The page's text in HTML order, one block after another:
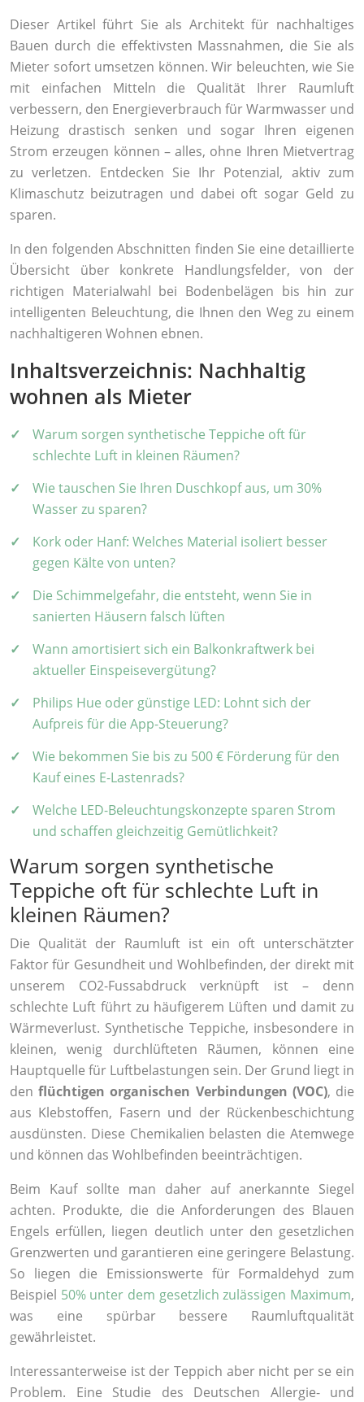
Dieser Artikel führt Sie als Architekt für nachhaltiges
Bauen durch die effektivsten Massnahmen, die Sie als
Mieter sofort umsetzen können. Wir beleuchten, wie Sie
mit einfachen Mitteln die Qualität Ihrer Raumluft
verbessern, den Energieverbrauch für Warmwasser und
Heizung drastisch senken und sogar Ihren eigenen
Strom erzeugen können – alles, ohne Ihren Mietvertrag
zu verletzen. Entdecken Sie Ihr Potenzial, aktiv zum
Klimaschutz beizutragen und dabei oft sogar Geld zu
sparen.
In den folgenden Abschnitten finden Sie eine detaillierte
Übersicht über konkrete Handlungsfelder, von der
richtigen Materialwahl bei Bodenbelägen bis hin zur
intelligenten Beleuchtung, die Ihnen den Weg zu einem
nachhaltigeren Wohnen ebnen.
Inhaltsverzeichnis: Nachhaltig
wohnen als Mieter
Warum sorgen synthetische Teppiche oft für
schlechte Luft in kleinen Räumen?
Wie tauschen Sie Ihren Duschkopf aus, um 30%
Wasser zu sparen?
Kork oder Hanf: Welches Material isoliert besser
gegen Kälte von unten?
Die Schimmelgefahr, die entsteht, wenn Sie in
sanierten Häusern falsch lüften
Wann amortisiert sich ein Balkonkraftwerk bei
aktueller Einspeisevergütung?
Philips Hue oder günstige LED: Lohnt sich der
Aufpreis für die App-Steuerung?
Wie bekommen Sie bis zu 500 € Förderung für den
Kauf eines E-Lastenrads?
Welche LED-Beleuchtungskonzepte sparen Strom
und schaffen gleichzeitig Gemütlichkeit?
Warum sorgen synthetische
Teppiche oft für schlechte Luft in
kleinen Räumen?
Die Qualität der Raumluft ist ein oft unterschätzter
Faktor für Gesundheit und Wohlbefinden, der direkt mit
unserem CO2-Fussabdruck verknüpft ist – denn
schlechte Luft führt zu häufigerem Lüften und damit zu
Wärmeverlust. Synthetische Teppiche, insbesondere in
kleinen, wenig durchlüfteten Räumen, können eine
Hauptquelle für Luftbelastungen sein. Der Grund liegt in
denflüchtigen organischen Verbindungen (VOC), die
aus Klebstoffen, Fasern und der Rückenbeschichtung
ausdünsten. Diese Chemikalien belasten die Atemwege
und können das Wohlbefinden beeinträchtigen.
Beim Kauf sollte man daher auf anerkannte Siegel
achten. Produkte, die die Anforderungen des Blauen
Engels erfüllen, liegen deutlich unter den gesetzlichen
Grenzwerten und garantieren eine geringere Belastung.
So liegen die Emissionswerte für Formaldehyd zum
Beispiel 50% unter dem gesetzlich zulässigen Maximum,
was eine spürbar bessere Raumluftqualität
gewährleistet.
Interessanterweise ist der Teppich aber nicht per se ein
Problem. Eine Studie des Deutschen Allergie- und